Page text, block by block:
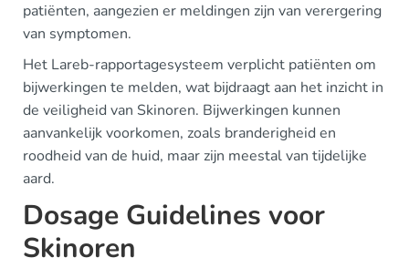
patiënten, aangezien er meldingen zijn van verergering
van symptomen.
Het Lareb-rapportagesysteem verplicht patiënten om
bijwerkingen te melden, wat bijdraagt aan het inzicht in
de veiligheid van Skinoren. Bijwerkingen kunnen
aanvankelijk voorkomen, zoals branderigheid en
roodheid van de huid, maar zijn meestal van tijdelijke
aard.
Dosage Guidelines voor
Skinoren